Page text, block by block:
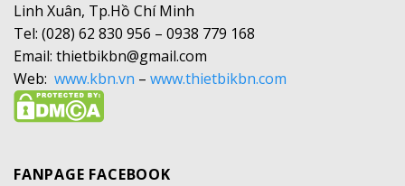
Linh Xuân, Tp.Hồ Chí Minh
Tel: (028) 62 830 956 – 0938 779 168
Email: thietbikbn@gmail.com
Web: www.kbn.vn – www.thietbikbn.com
FANPAGE FACEBOOK